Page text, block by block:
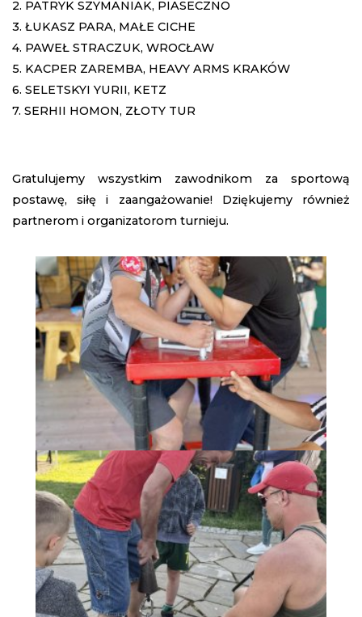
2. PATRYK SZYMANIAK, PIASECZNO
3. ŁUKASZ PARA, MAŁE CICHE
4. PAWEŁ STRACZUK, WROCŁAW
5. KACPER ZAREMBA, HEAVY ARMS KRAKÓW
6. SELETSKYI YURII, KETZ
7. SERHII HOMON, ZŁOTY TUR
Gratulujemy wszystkim zawodnikom za sportową
postawę, siłę i zaangażowanie! Dziękujemy również
partnerom i organizatorom turnieju.